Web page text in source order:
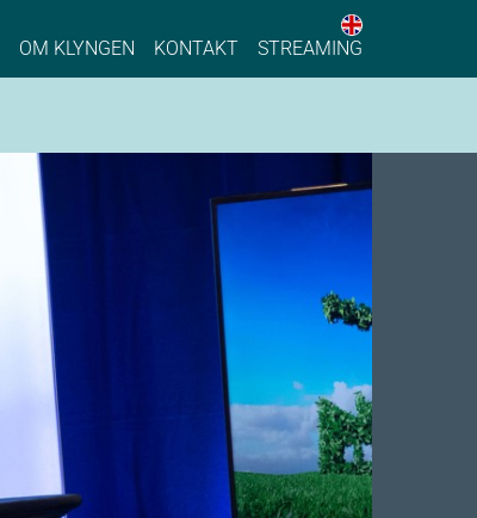
Process Industry
OM KLYNGEN KONTAKT STREAMING
English